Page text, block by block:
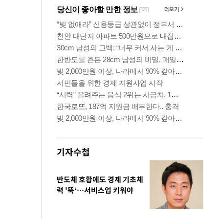
기자수첩
반도체 호황에도 경제 기초체
력 '뚝‘…서비스업 키워야